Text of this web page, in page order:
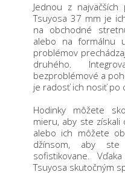
Jednou z
Tsuyosa 37 mm je
na obchodné
alebo na formálnu
problémov
druhého.
bezproblémové a
je radosť ich nosiť po
Hodinky môžete
mieru, aby ste získali
alebo ich môžete
džínsom, aby
sofistikovane.
Tsuyosa skutočným